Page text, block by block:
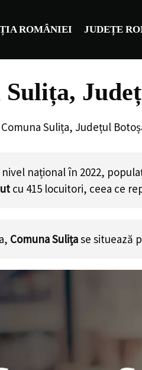
ROMÂNIEI JUDEȚE
Sulița, Județul
național în 2022,
cu 415 locuitori, ceea ce
Comuna Sulițase situează